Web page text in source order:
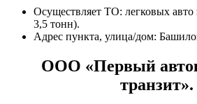
Осуществляет ТО: легковых авто
3,5 тонн).
Адрес пункта, улица/дом:
ООО «Первый
транзит».